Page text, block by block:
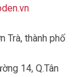
Trà, thành phố
14, Q.Tân